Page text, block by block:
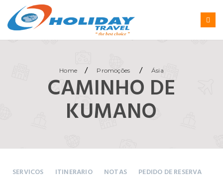
Home / Promoções / Ásia
CAMINHO DE
KUMANO
SERVICOS ITINERARIO NOTAS
PEDIDO DE RESERVA